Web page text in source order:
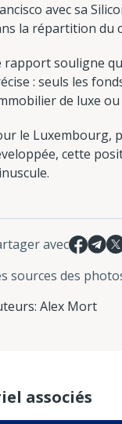
avec sa
la répartition du
rapport souligne
: seuls les
de luxe
le Luxembourg,
cette
avec
sources des
: Alex Mort
associés